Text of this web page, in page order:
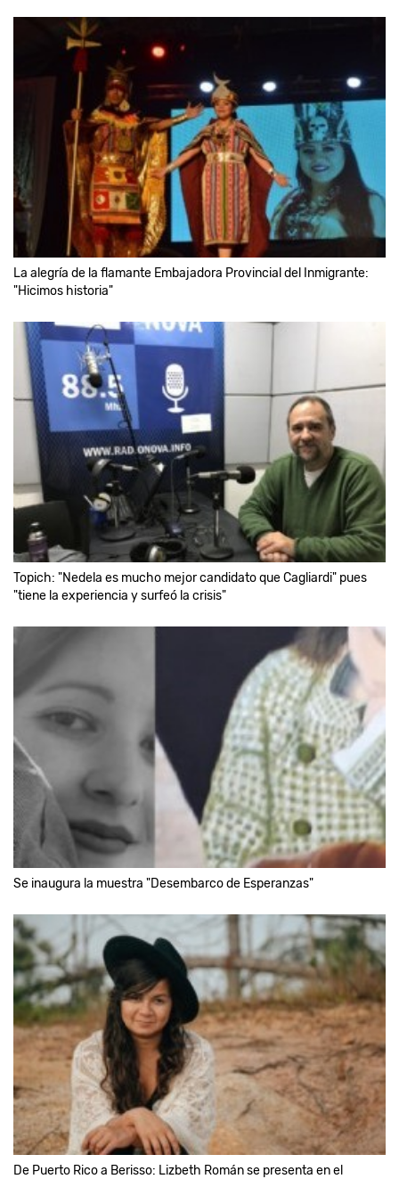
La alegría de la flamante Embajadora Provincial del Inmigrante:
"Hicimos historia"
Topich: "Nedela es mucho mejor candidato que Cagliardi" pues
"tiene la experiencia y surfeó la crisis"
Se inaugura la muestra "Desembarco de Esperanzas"
De Puerto Rico a Berisso: Lizbeth Román se presenta en el